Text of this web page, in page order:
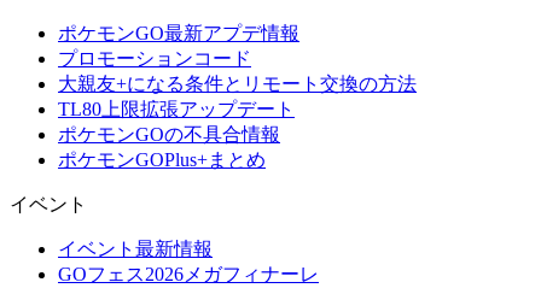
ポケモンGO最新アプデ情報
プロモーションコード
大親友+になる条件とリモート交換の方法
TL80上限拡張アップデート
ポケモンGOの不具合情報
ポケモンGOPlus+まとめ
イベント
イベント最新情報
GOフェス2026メガフィナーレ